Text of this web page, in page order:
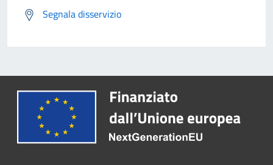
Segnala disservizio